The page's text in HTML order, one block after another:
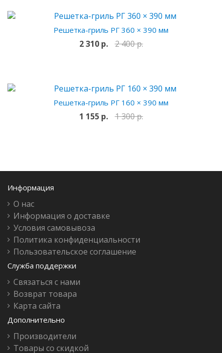
Решетка-гриль РГ 360 × 390 мм
2 310 р. 2 400 р.
Решетка-гриль РГ 160 × 390 мм
1 155 р. 1 300 р.
Информация
О нас
Информация о доставке
Условия самовывоза
Политика конфиденциальности
Пользовательское соглашение
Служба поддержки
Связаться с нами
Возврат товара
Карта сайта
Дополнительно
Производители
Товары со скидкой